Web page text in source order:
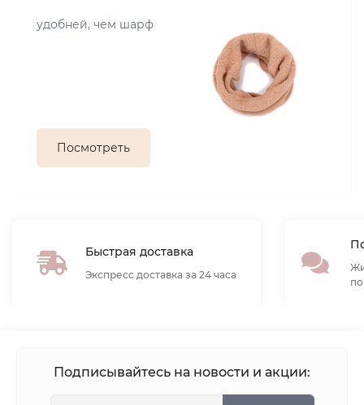
удобней, чем шарф
Посмотреть
Быстрая доставка
Экспресс доставка за 24 часа
Подписывайтесь на новости и акции: